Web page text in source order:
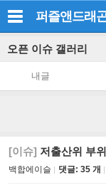
퍼즐앤드래
오픈 이슈 갤러리
내글
[이슈] 저출산위 부
백합에이슬 댓글: 35 개